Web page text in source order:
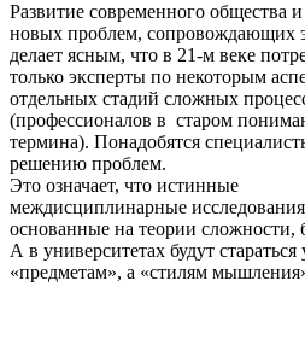
Развитие современного общества
новых проблем, сопровождающих
делает ясным, что в 21-м веке
только эксперты по некоторым
отдельных стадий сложных
(профессионалов в старом
термина). Понадобятся
решению проблем.
Это означает, что истинные
междисциплинарные
основанные на теории сложности,
А в университетах будут стараться
«предметам», а «стилям